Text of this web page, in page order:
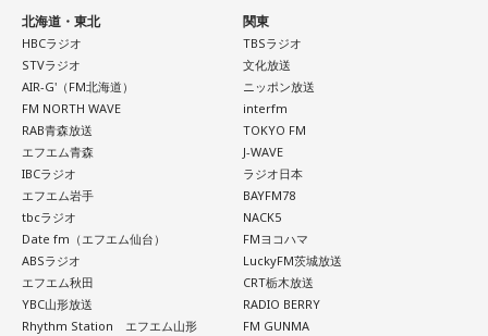
という政策を支持しますというのが総論なわけです。となれ
ば、その高市政権の経済政策を推進するように、日銀も適切
な金融政策をやってくださいと言ってるわけですから、ベッ
セントさんの発言というのは、日本の政府の日銀に対する発
言と同じなわけです。強い経済成長と物価の安定の両立を目
指して適切に金融政策をやってください、政府の日本経済再
興の経済政策の推進に一体となって取り組んでくださいとい
う同じ意味ですので、どんどん利上げしろというわけではな
いですね」
＜8月11日(火)のTOPICS＞
ミラクルリゾート2026開催中！
リサーチテーマは 「大声で叫びたいことは？」
うれしい、かなしい、怒ってるーーー！
夏の言いたい放題を大募集！
平井大が語る美味しい話も。
＜8月12日(水)のTOPICS＞
北海道・東北
HBCラジオ
STVラジオ
AIR-G'（FM北海道）
FM NORTH WAVE
RAB青森放送
エフエム青森
IBCラジオ
エフエム岩手
tbcラジオ
Date fm（エフエム仙台）
ABSラジオ
エフエム秋田
YBC山形放送
Rhythm Station エフエム山形
関東
TBSラジオ
文化放送
ニッポン放送
interfm
TOKYO FM
J-WAVE
ラジオ日本
BAYFM78
NACK5
FMヨコハマ
LuckyFM茨城放送
CRT栃木放送
RADIO BERRY
FM GUNMA